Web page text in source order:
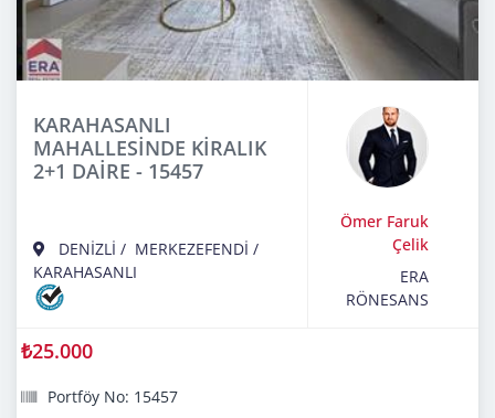
KARAHASANLI
MAHALLESİNDE KİRALIK
2+1 DAİRE - 15457
DENİZLİ / MERKEZEFENDİ /
KARAHASANLI
Ömer Faruk
Çelik
ERA
RÖNESANS
₺25.000
Portföy No: 15457